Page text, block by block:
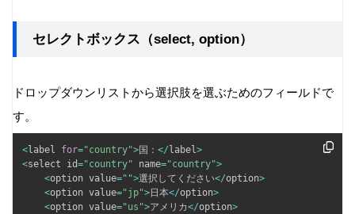
セレクトボックス（select, option）
ドロップダウンリストから選択肢を選ぶためのフィールドで
す。
<label for="country">国： </ label>
<select id="country" name="country">
<option value="">選択してください</option>
<option value="jp">日本</option>
<option value="us">アメリカ</option>